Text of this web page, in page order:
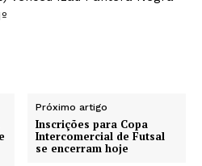
Próximo artigo
Inscrições para Copa
Intercomercial de Futsal
se encerram hoje